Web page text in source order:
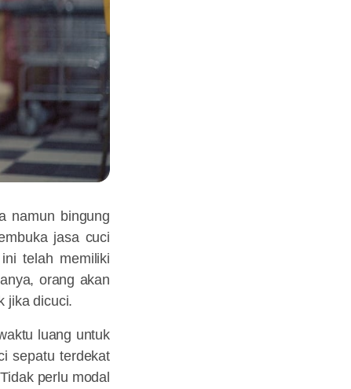
namun bingung
jasa cuci
telah memiliki
orang akan
jika dicuci.
luang untuk
sepatu terdekat
perlu modal